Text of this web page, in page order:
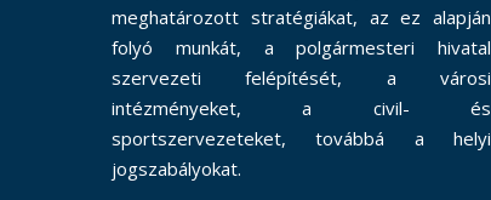
meghatározott stratégiákat, az ez alapján
folyó munkát, a polgármesteri hivatal
szervezeti felépítését, a városi
intézményeket, a civil- és
sportszervezeteket, továbbá a helyi
jogszabályokat.